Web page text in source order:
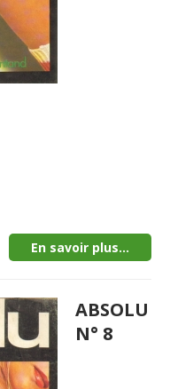
En savoir plus...
ABSOLU
N° 8